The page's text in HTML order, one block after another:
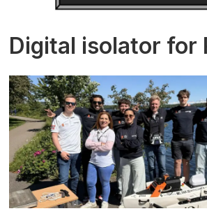
Digital isolator for